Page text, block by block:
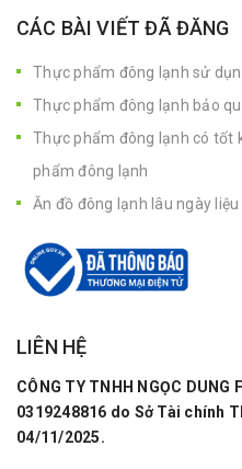
CÁC BÀI VIẾT ĐÃ ĐĂNG
Thực phẩm đông lạnh sử
Thực phẩm đông lạnh bảo
Thực phẩm đông lạnh có tốt
phẩm đông lạnh
Ăn đồ đông lạnh lâu ngày
LIÊN HỆ
CÔNG TY TNHH NGỌC DUNG
0319248816 do Sở Tài chính
04/11/2025.